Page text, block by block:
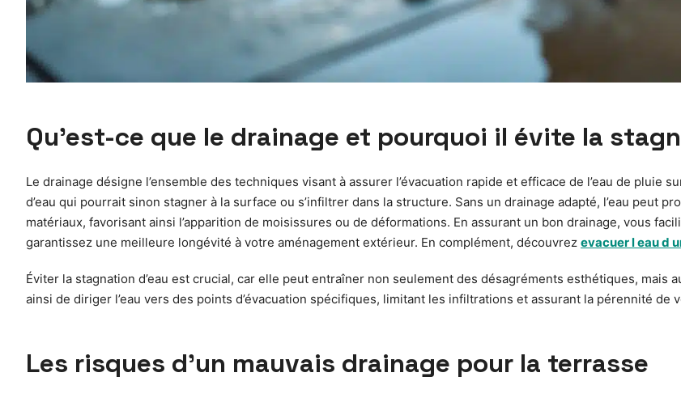
Qu’est-ce que le drainage et pourquoi il évite la
Le drainage désigne l’ensemble des techniques visant à assurer l’évacuation rapide et efficace de l’eau de pluie
d’eau qui pourrait sinon stagner à la surface ou s’infiltrer dans la structure. Sans un drainage adapté, l’eau peut
matériaux, favorisant ainsi l’apparition de moisissures ou de déformations. En assurant un bon drainage, vous
garantissez une meilleure longévité à votre aménagement extérieur. En complément, découvrez evacuer l eau d
Éviter la stagnation d’eau est crucial, car elle peut entraîner non seulement des désagréments esthétiques, mais
ainsi de diriger l’eau vers des points d’évacuation spécifiques, limitant les infiltrations et assurant la pérennité de
Les risques d’un mauvais drainage pour la terrasse